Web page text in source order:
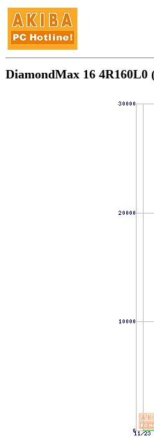
DiamondMax 16 4R160L0